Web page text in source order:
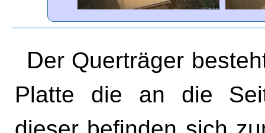
Der Querträger besteht aus einer 22mm starken MDF-
Platte die an die